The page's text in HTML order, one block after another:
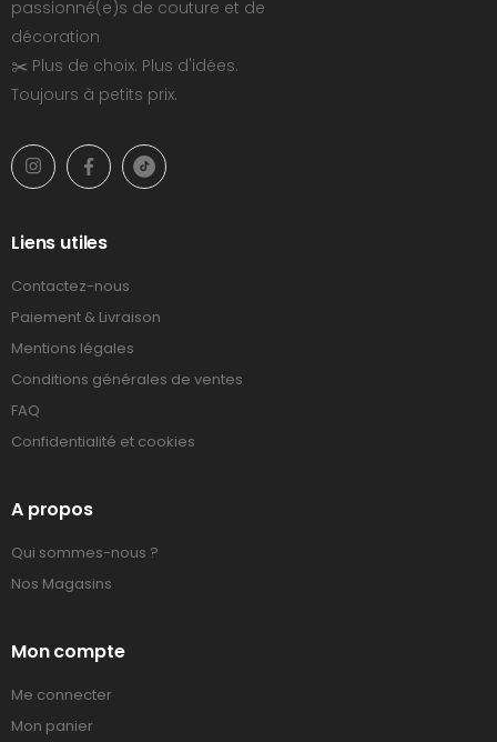
passionné(e)s de couture et de
décoration
✂️ Plus de choix. Plus d'idées.
Toujours à petits prix.
Liens utiles
Contactez-nous
Paiement & Livraison
Mentions légales
Conditions générales de ventes
FAQ
Confidentialité et cookies
A propos
Qui sommes-nous ?
Nos Magasins
Mon compte
Me connecter
Mon panier